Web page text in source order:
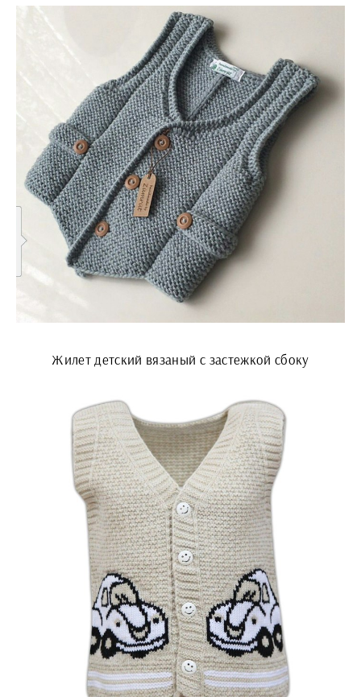
Жилет детский вязаный с застежкой сбоку